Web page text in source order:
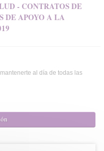
- CONTRATOS DE
DE APOYO A LA
al día de todas las